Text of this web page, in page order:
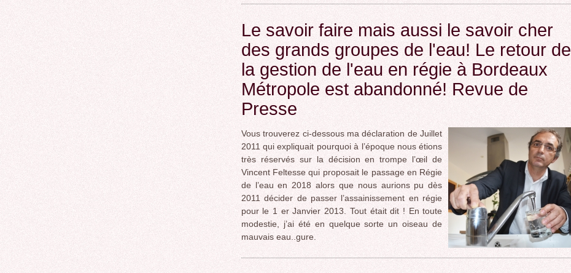
Le savoir faire mais aussi le savoir cher
des grands groupes de l'eau! Le retour de
la gestion de l'eau en régie à Bordeaux
Métropole est abandonné! Revue de
Presse
Vous trouverez ci-dessous ma déclaration de Juillet
2011 qui expliquait pourquoi à l’époque nous étions
très réservés sur la décision en trompe l’œil de
Vincent Feltesse qui proposait le passage en Régie
de l’eau en 2018 alors que nous aurions pu dès
2011 décider de passer l’assainissement en régie
pour le 1 er Janvier 2013. Tout était dit ! En toute
modestie, j’ai été en quelque sorte un oiseau de
mauvais eau..gure.